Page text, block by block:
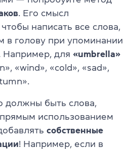
. Его смысл
написать все слова,
в голову при упоминании
Например, для «umbrella»
«wind», «cold», «sad»,
должны быть слова,
использованием
собственные
! Например, если в